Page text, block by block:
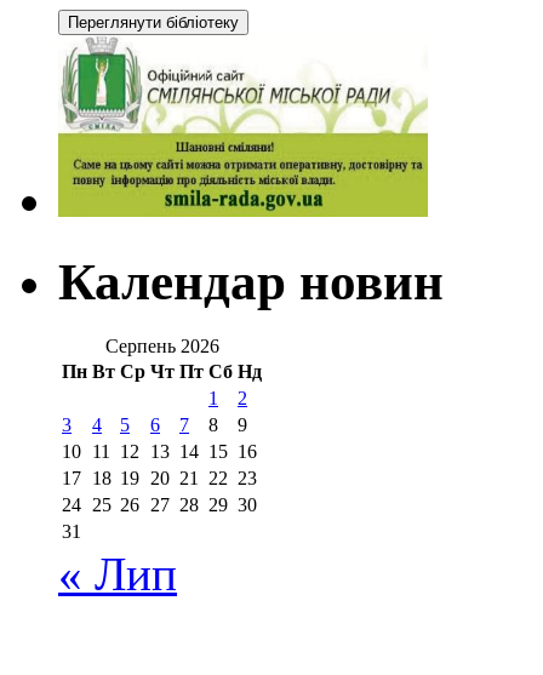
Календар новин
Серпень 2026
Пн Вт Ср Чт Пт Сб Нд
1
2
3
4 5 6 7 8
9
10 11 12 13 14 15 16
17 18 19 20 21 22 23
24 25 26 27 28 29 30
31
« Лип